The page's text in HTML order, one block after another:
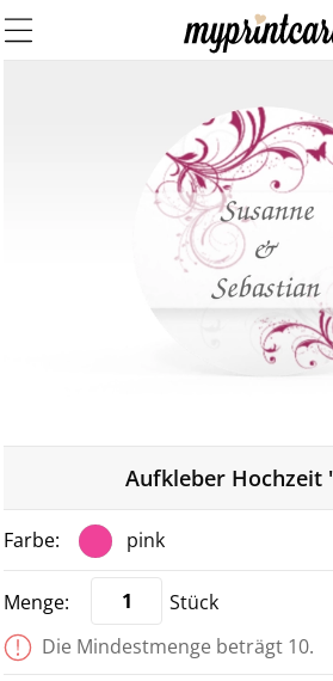
Aufkleber Hochzeit
pink
Stück
Die Mindestmenge beträgt 10.